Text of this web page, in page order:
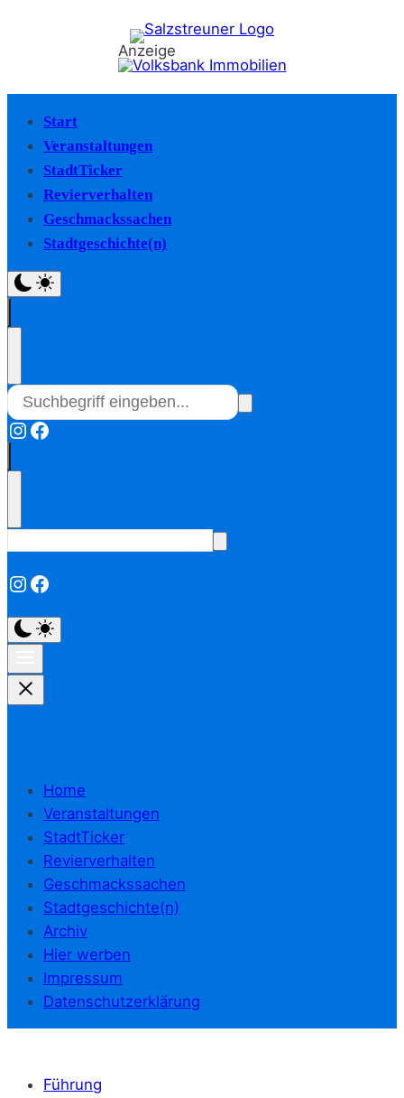
Anzeige
Start
Veranstaltungen
StadtTicker
Revierverhalten
Geschmackssachen
Stadtgeschichte(n)
Instagram
Facebook
Instagram
Facebook
Home
Veranstaltungen
StadtTicker
Revierverhalten
Geschmackssachen
Stadtgeschichte(n)
Archiv
Hier werben
Impressum
Datenschutzerklärung
Führung